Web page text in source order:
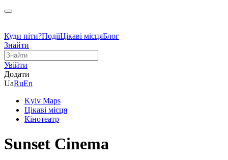
Куди піти?ПодіїЦікаві місцяБлог
Знайти
Увійти
Додати
UaRuEn
Kyiv Maps
Цікаві місця
Кінотеатр
Sunset Cinema